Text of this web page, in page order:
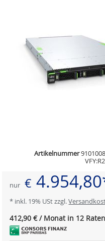
Artikelnummer9101008
nur €
* inkl. 19% USt zzgl.
412,90 € / Monat in 12 Raten